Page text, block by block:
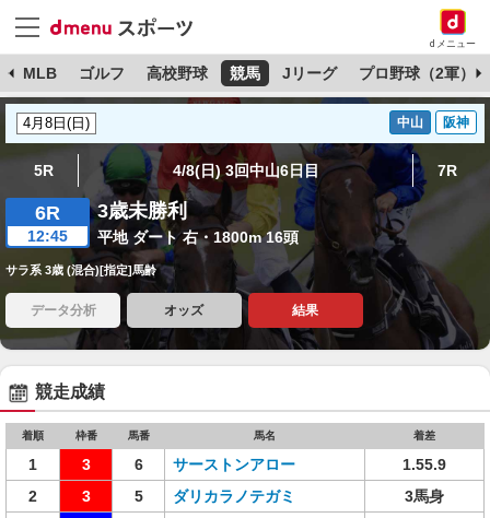
dメニュー
MLB ゴルフ 高校野球 競馬 Jリーグ プロ野球（2軍）
中山 阪神
5R 4/8(日) 3回中山6日目 7R
6R
12:45
3歳未勝利
平地 ダート 右・1800m 16頭
サラ系 3歳 (混合)[指定]馬齢
データ分析 オッズ 結果
競走成績
着順 枠番 馬番 馬名 着差
1 3 6 サーストンアロー
1.55.9
2
3 5 ダリカラノテガミ
3馬身